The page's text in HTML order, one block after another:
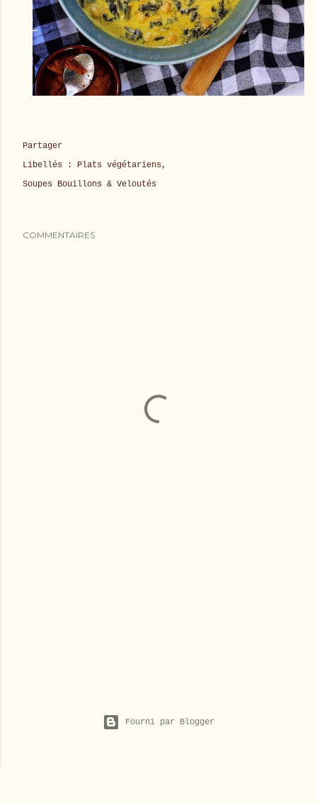
Partager
Libellés :
Plats végétariens
Soupes Bouillons & Veloutés
COMMENTAIRES
Fourni par Blogger